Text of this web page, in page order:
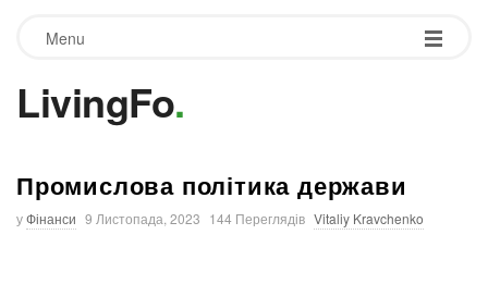
Menu
LivingFo.
Промислова політика держави
уФінанси 9 Листопада, 2023 144 Переглядів Vitaliy Kravchenko